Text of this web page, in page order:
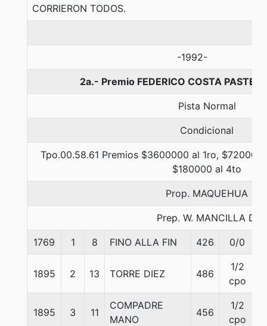
CORRIERON TODOS.
-1992-
2a.- Premio FEDERICO COSTA
Pista Normal
Condicional
Tpo.00.58.61 Premios $3600000 al 1ro,
$180000 al 4to
Prop. MAQUEHUA
Prep. W. MANCILLA D.
1769 1 8 FINO ALLA FIN 426 0/0
1895 2 13 TORRE DIEZ 486
1/2
cpo
1895 3 11
COMPADRE
MANO
456
1/2
cpo